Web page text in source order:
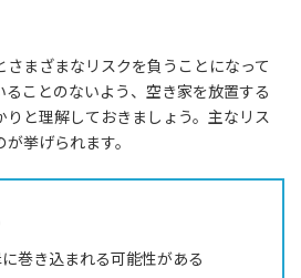
まざまなリスクを負うことになって
ることのないよう、空き家を放置する
りと理解しておきましょう。主なリス
挙げられます。
巻き込まれる可能性がある